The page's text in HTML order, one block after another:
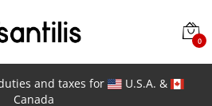
0
and taxes for
U.S.A. &
Canada